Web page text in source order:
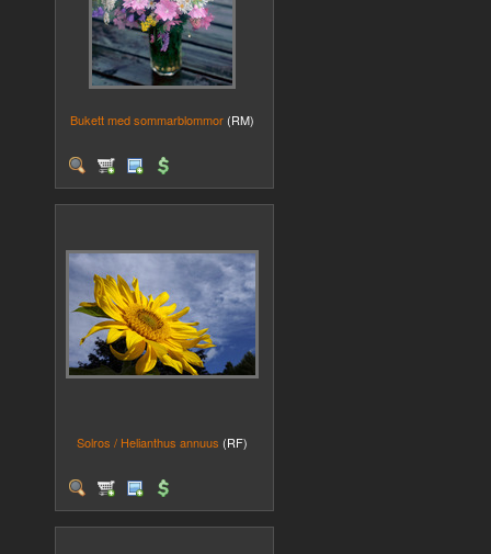
Bukett med sommarblommor (RM)
Solros / Helianthus annuus (RF)